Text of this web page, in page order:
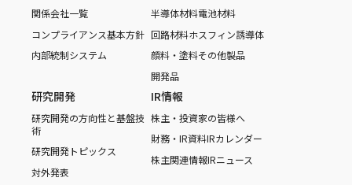
関係会社一覧
コンプライアンス基本方針
内部統制システム
半導体材料電池材料
回路材料ホスフィン誘導体
顔料・塗料その他製品
開発品
研究開発
研究開発の方向性と基盤技
術
研究開発トピックス
対外発表
IR情報
株主・投資家の皆様へ
財務・IR資料IRカレンダー
株主関連情報IRニュース